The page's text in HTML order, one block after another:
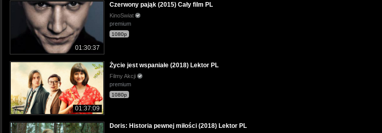
01:30:37
Czerwony pająk (2015) Cały film PL
KinoSwiat
premium
1080p
01:37:09
Życie jest wspaniałe (2018) Lektor PL
Filmy Akcji
premium
1080p
Doris: Historia pewnej miłości (2018) Lektor PL